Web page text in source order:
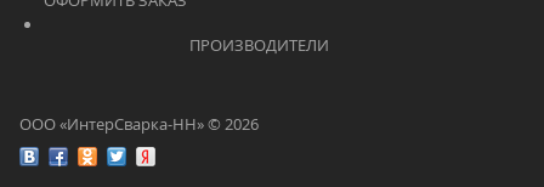
ООО «ИнтерСварка-НН» © 2026